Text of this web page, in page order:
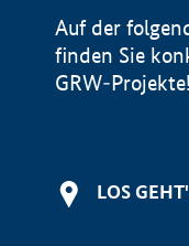
Auf der
finden Sie
GRW-Projekte!
LOS